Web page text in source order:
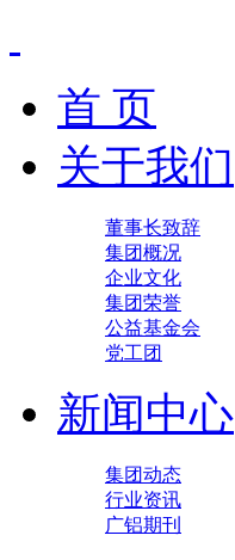
首 页
关于我们
董事长致辞
集团概况
企业文化
集团荣誉
公益基金会
党工团
新闻中心
集团动态
行业资讯
广铝期刊